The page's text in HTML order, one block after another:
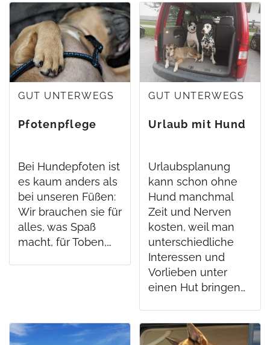
GUT UNTERWEGS
Pfotenpflege
Bei Hundepfoten ist
es kaum anders als
bei unseren Füßen:
Wir brauchen sie für
alles, was Spaß
macht, für Toben,…
GUT UNTERWEGS
Urlaub mit Hund
Urlaubsplanung
kann schon ohne
Hund manchmal
Zeit und Nerven
kosten, weil man
unterschiedliche
Interessen und
Vorlieben unter
einen Hut bringen…